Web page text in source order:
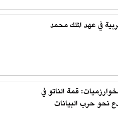
في عهد الملك محمد
قمة الناتو في
نحو حرب البيانات